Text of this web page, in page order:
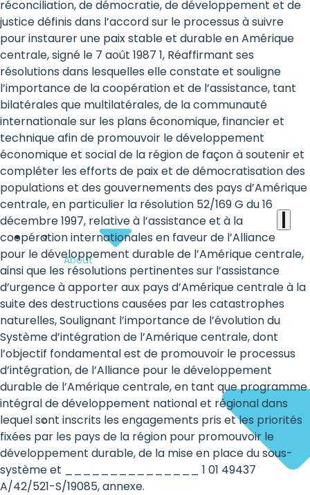
at
the
heart
of
the
international
agenda
About
réconciliation, de démocratie, de développement et de
justice définis dans l’accord sur le processus à suivre
pour instaurer une paix stable et durable en Amérique
centrale, signé le 7 août 1987 1, Réaffirmant ses
résolutions dans lesquelles elle constate et souligne
l’importance de la coopération et de l’assistance, tant
bilatérales que multilatérales, de la communauté
internationale sur les plans économique, financier et
technique afin de promouvoir le développement
économique et social de la région de façon à soutenir et
compléter les efforts de paix et de démocratisation des
populations et des gouvernements des pays d’Amérique
centrale, en particulier la résolution 52/169 G du 16
décembre 1997, relative à l’assistance et à la
coopération internationales en faveur de l’Alliance
pour le développement durable de l’Amérique centrale,
ainsi que les résolutions pertinentes sur l’assistance
d’urgence à apporter aux pays d’Amérique centrale à la
suite des destructions causées par les catastrophes
naturelles, Soulignant l’importance de l’évolution du
Système d’intégration de l’Amérique centrale, dont
l’objectif fondamental est de promouvoir le processus
d’intégration, de l’Alliance pour le développement
durable de l’Amérique centrale, en tant que programme
intégral de développement national et régional dans
lequel sont inscrits les engagements pris et les priorités
fixées par les pays de la région pour promouvoir le
développement durable, de la mise en place du sous-
système et _______________ 1 01 49437
A/42/521-S/19085, annexe.